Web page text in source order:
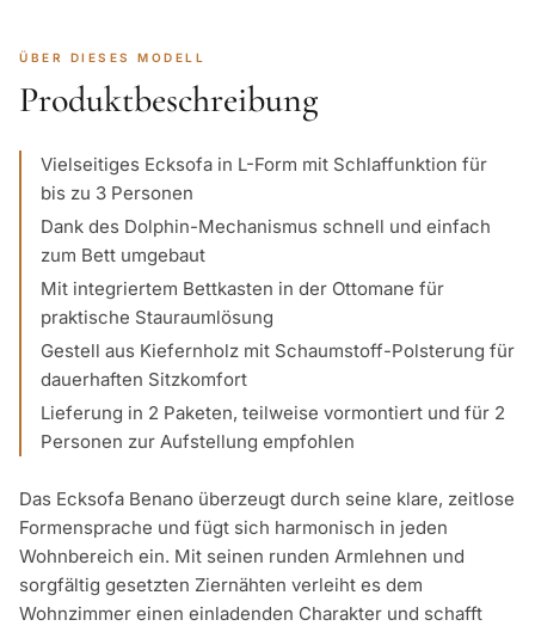
ÜBER DIESES MODELL
Produktbeschreibung
Vielseitiges Ecksofa in L-Form mit Schlaffunktion für
bis zu 3 Personen
Dank des Dolphin-Mechanismus schnell und einfach
zum Bett umgebaut
Mit integriertem Bettkasten in der Ottomane für
praktische Stauraumlösung
Gestell aus Kiefernholz mit Schaumstoff-Polsterung für
dauerhaften Sitzkomfort
Lieferung in 2 Paketen, teilweise vormontiert und für 2
Personen zur Aufstellung empfohlen
Das Ecksofa Benano überzeugt durch seine klare, zeitlose
Formensprache und fügt sich harmonisch in jeden
Wohnbereich ein. Mit seinen runden Armlehnen und
sorgfältig gesetzten Ziernähten verleiht es dem
Wohnzimmer einen einladenden Charakter und schafft